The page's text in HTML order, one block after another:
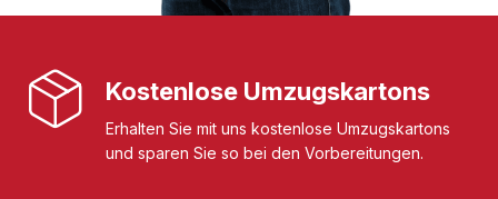
Kostenlose Umzugskartons
Erhalten Sie mit uns kostenlose Umzugskartons
und sparen Sie so bei den Vorbereitungen.